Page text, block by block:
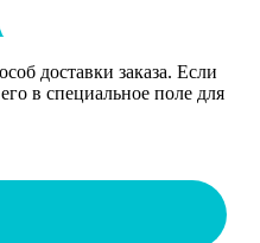
доставки заказа. Если
в специальное поле для